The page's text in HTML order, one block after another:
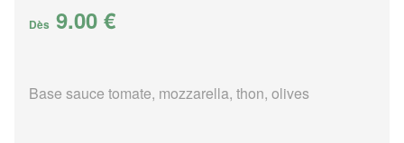
Dès 9.00 €
Base sauce tomate, mozzarella, thon, olives